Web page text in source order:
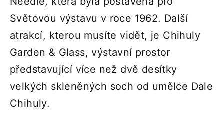
Světovou výstavu v roce 1962. Další
atrakcí, kterou musíte vidět, je Chihuly
Garden & Glass, výstavní prostor
představující více než dvě desítky
velkých skleněných soch od umělce Dale
Chihuly.